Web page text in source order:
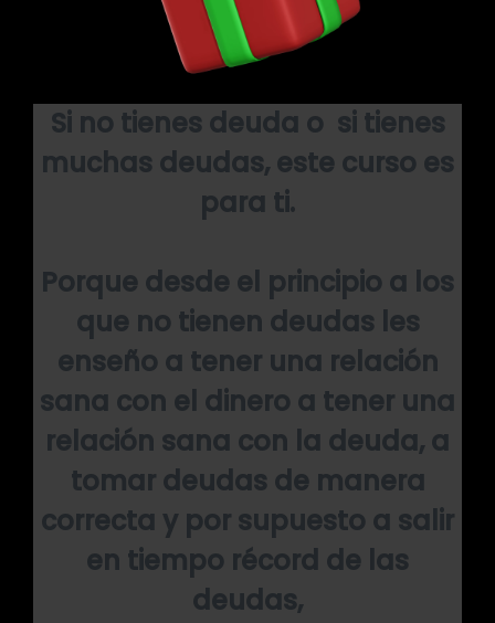
Si no tienes deuda o si tienes
muchas deudas, este curso es
para ti.
Porque desde el principio a los
que no tienen deudas les
enseño a tener una relación
sana con el dinero a tener una
relación sana con la deuda, a
tomar deudas de manera
correcta y por supuesto a salir
en tiempo récord de las
deudas,